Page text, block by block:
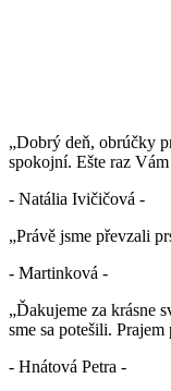
„Dobrý deň, obrúčky
spokojní. Ešte raz
- Natália Ivičičová -
„Právě jsme převzali
- Martinková -
„Ďakujeme za krásne
sme sa potešili.
- Hnátová Petra -